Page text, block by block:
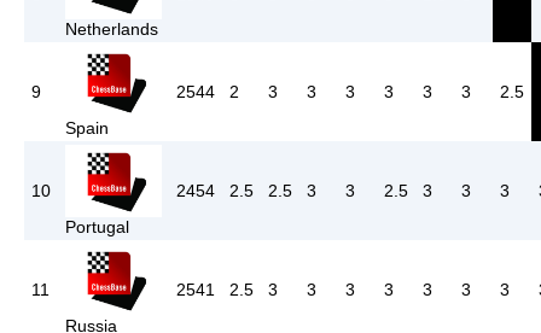
Netherlands
9
Spain
2544 2 3 3 3 3 3 3 2.5
10
Portugal
2454 2.5 2.5 3 3 2.5 3 3 3
11
Russia
2541 2.5 3 3 3 3 3 3 3